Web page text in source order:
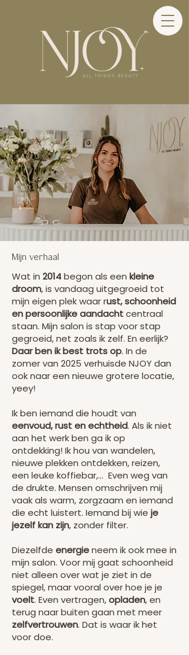
Mijn verhaal
Wat in 2014begon als een kleine
droom, is vandaag uitgegroeid tot
mijn eigen plek waar rust, schoonheid
en persoonlijke aandachtcentraal
staan. Mijn salon is stap voor stap
gegroeid, net zoals ik zelf. En eerlijk?
Daar ben ik best trots op. In de
zomer van 2025 verhuisde NJOY dan
ook naar een nieuwe grotere locatie,
yeey!
Ik ben iemand die houdt van
eenvoud, rust en echtheid. Als ik niet
aan het werk ben ga ik op
ontdekking! Ik hou van wandelen,
nieuwe plekken ontdekken, reizen,
een leuke koffiebar,... Even weg van
de drukte. Mensen omschrijven mij
vaak als warm, zorgzaam en iemand
die echt luistert. Iemand bij wie je
jezelf kan zijn, zonder filter.
Diezelfde energieneem ik ook mee in
mijn salon. Voor mij gaat schoonheid
niet alleen over wat je ziet in de
spiegel, maar vooral over hoe je je
voelt. Even vertragen,opladen, en
terug naar buiten gaan met meer
zelfvertrouwen. Dat is waar ik het
voor doe.